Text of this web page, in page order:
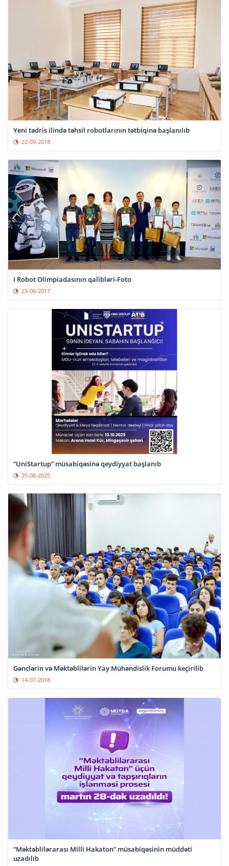
Yeni tədris ilində təhsil robotlarının tətbiqinə başlanılıb
22-09-2018
I Robot Olimpiadasının qalibləri-Foto
23-06-2017
“UniStartup” müsabiqəsinə qeydiyyat başlanıb
25-08-2025
Gənclərin və Məktəblilərin Yay Mühəndislik Forumu keçirilib
14-07-2018
“Məktəblilərarası Milli Hakaton” müsabiqəsinin müddəti
uzadılıb